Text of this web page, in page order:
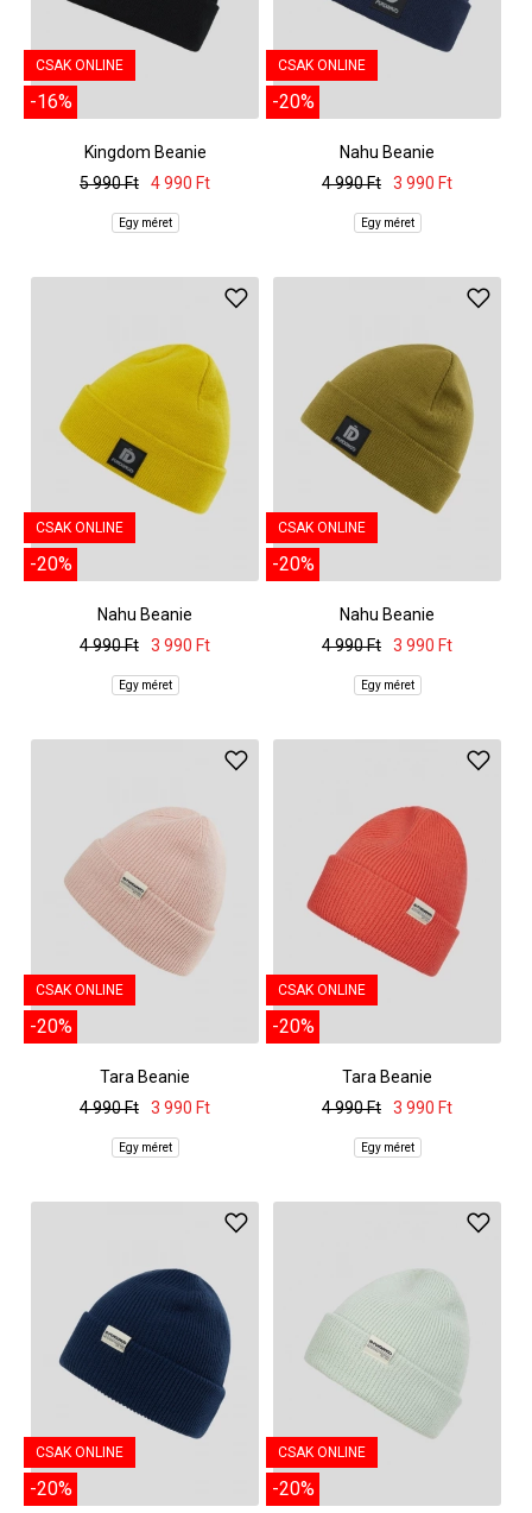
CSAK ONLINE
-16%
Kingdom Beanie
5 990 Ft
4 990 Ft
Egy méret
CSAK ONLINE
-20%
Nahu Beanie
4 990 Ft
3 990 Ft
Egy méret
CSAK ONLINE
-20%
Nahu Beanie
4 990 Ft
3 990 Ft
Egy méret
CSAK ONLINE
-20%
Nahu Beanie
4 990 Ft
3 990 Ft
Egy méret
CSAK ONLINE
-20%
Tara Beanie
4 990 Ft
3 990 Ft
Egy méret
CSAK ONLINE
-20%
Tara Beanie
4 990 Ft
3 990 Ft
Egy méret
CSAK ONLINE
-20%
CSAK ONLINE
-20%